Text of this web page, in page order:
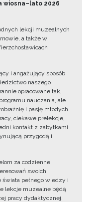
wiosna–lato 2026
lekcji muzealnych
a także w
i
i angażujący sposób
naszego
opracowane tak,
nauczania, ale
i pasję młodych
ciekawe prelekcje,
kontakt z zabytkami
przygodą i
za codzienne
swoich
pełnego wiedzy i
lekcje muzealne będą
pracy dydaktycznej.